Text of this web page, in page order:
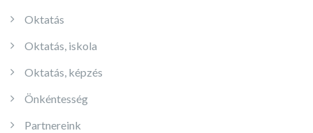
Oktatás
Oktatás, iskola
Oktatás, képzés
Önkéntesség
Partnereink